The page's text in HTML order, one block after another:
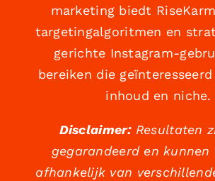
marketing biedt
targetingalgoritmen en
gerichte Instagram-
bereiken die
inhoud en niche.
Disclaimer:Resultaten
gegarandeerd en kunnen
afhankelijk van